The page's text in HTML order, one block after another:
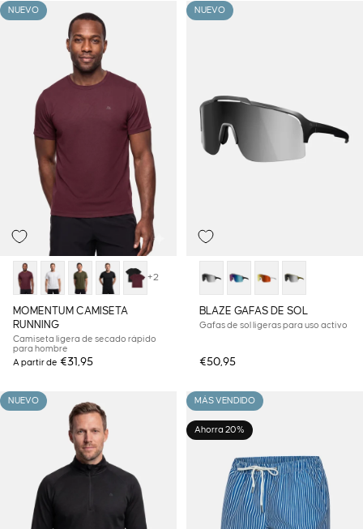
NUEVO
+2
MOMENTUM CAMISETA
RUNNING
Camiseta ligera de secado rápido
para hombre
A partir de €31,95
NUEVO
BLAZE GAFAS DE SOL
Gafas de sol ligeras para uso activo
€50,95
NUEVO MÁS VENDIDO
Ahorra 20%